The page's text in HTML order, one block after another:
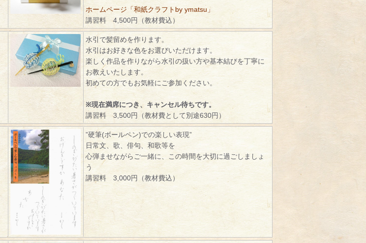
ホームページ「和紙クラフトby ymatsu」
講習料 4,500円（教材費込）
水引で髪留めを作ります。
水引はお好きな色をお選びいただけます。
楽しく作品を作りながら水引の扱い方や基本結びを丁寧に
お教えいたします。
初めての方でもお気軽にご参加ください。
※現在満席につき、キャンセル待ちです。
講習料 3,500円（教材費として別途630円）
”硬筆(ボールペン)での楽しい表現”
日常文、歌、俳句、和歌等を
心弾ませながらご一緒に、この時間を大切に過ごしましょ
う
講習料 3,000円（教材費込）